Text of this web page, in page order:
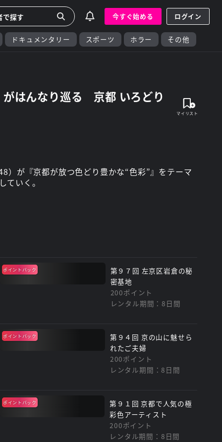
今すぐ始める ログイン
ドキュメンタリー スポーツ ホラー その他
はんなり巡る 京都 いろどり
）が『京都が放つ色どり豊かな“色彩”』をテーマ
ていく。
ポイントバック
第９７回 左京区岩倉の秘
密基地
200ポイント
レンタル期間：8日間
ポイントバック
第９４回 京の山に魅せら
れたご夫婦
200ポイント
レンタル期間：8日間
ポイントバック
第９１回 京都で人気の極
彩色アーティスト
200ポイント
レンタル期間：8日間